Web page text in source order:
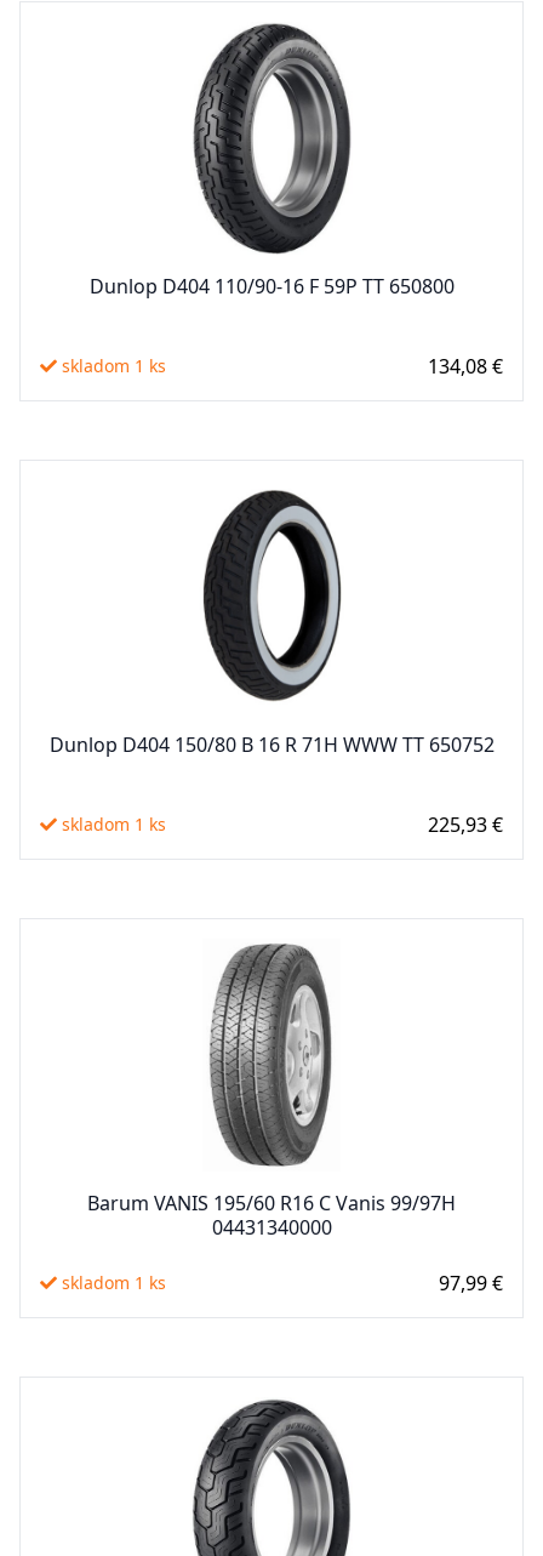
Dunlop D404 110/90-16 F 59P TT 650800
skladom 1 ks 134,08 €
Dunlop D404 150/80 B 16 R 71H WWW TT 650752
skladom 1 ks 225,93 €
Barum VANIS 195/60 R16 C Vanis 99/97H
04431340000
skladom 1 ks 97,99 €